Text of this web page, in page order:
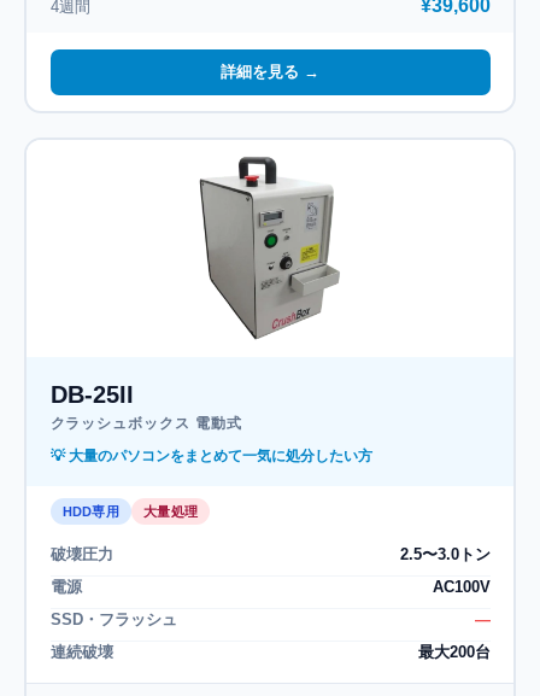
4週間 ¥39,600
詳細を見る →
DB-25II
クラッシュボックス 電動式
💡 大量のパソコンをまとめて一気に処分したい方
HDD専用 大量処理
破壊圧力
2.5〜3.0トン
電源
AC100V
SSD・フラッシュ
―
連続破壊
最大200台